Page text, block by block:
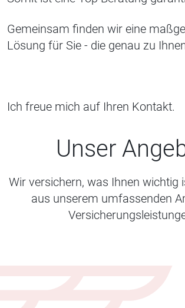
Gemeinsam finden wir eine
Lösung für Sie - die genau zu
Ich freue mich auf Ihren Kontakt.
Unser
Wir versichern, was Ihnen wichtig
aus unserem umfassenden